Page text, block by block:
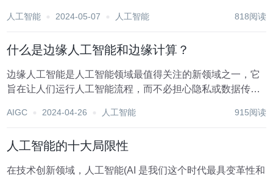
供了提取有价值见解和推动明智决策的原材料。总之，这两
人工智能 2024-05-07 人工智能 818阅读
什么是边缘人工智能和边缘计算？
边缘人工智能是人工智能领域最值得关注的新领域之一，它
旨在让人们运行人工智能流程，而不必担心隐私或数据传输
更广、更广泛，让智能设备无需访问云即可快速响应输入。
AIGC 2024-04-26 人工智能 915阅读
人工智能的十大局限性
在技术创新领域，人工智能(AI 是我们这个时代最具变革性和